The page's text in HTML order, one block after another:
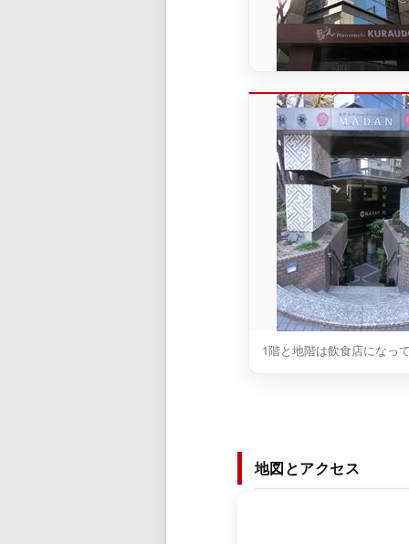
1階と地階は飲食店になっ
地図とアクセス